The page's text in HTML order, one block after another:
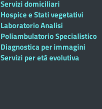
Servizi domiciliari
Hospice e Stati vegetativi
Laboratorio Analisi
Poliambulatorio Specialistico
Diagnostica per immagini
Servizi per età evolutiva